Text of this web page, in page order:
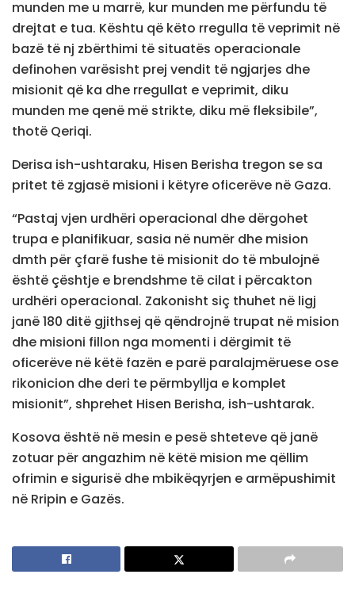
munden me u marrë, kur munden me përfundu të
drejtat e tua. Kështu që këto rregulla të veprimit në
bazë të nj zbërthimi të situatës operacionale
definohen varësisht prej vendit të ngjarjes dhe
misionit që ka dhe rregullat e veprimit, diku
munden me qenë më strikte, diku më fleksibile”,
thotë Qeriqi.
Derisa ish-ushtaraku, Hisen Berisha tregon se sa
pritet të zgjasë misioni i këtyre oficerëve në Gaza.
“Pastaj vjen urdhëri operacional dhe dërgohet
trupa e planifikuar, sasia në numër dhe mision
dmth për çfarë fushe të misionit do të mbulojnë
është çështje e brendshme të cilat i përcakton
urdhëri operacional. Zakonisht siç thuhet në ligj
janë 180 ditë gjithsej që qëndrojnë trupat në mision
dhe misioni fillon nga momenti i dërgimit të
oficerëve në këtë fazën e parë paralajmëruese ose
rikonicion dhe deri te përmbyllja e komplet
misionit”, shprehet Hisen Berisha, ish-ushtarak.
Kosova është në mesin e pesë shteteve që janë
zotuar për angazhim në këtë mision me qëllim
ofrimin e sigurisë dhe mbikëqyrjen e armëpushimit
në Rripin e Gazës.